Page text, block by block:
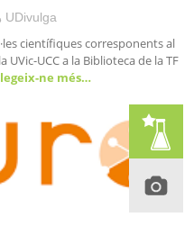
UDivulga
científiques corresponents al
UVic-UCC a la Biblioteca de la TF
ne més…